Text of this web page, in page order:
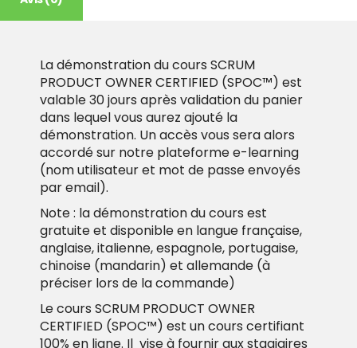
La démonstration du cours SCRUM
PRODUCT OWNER CERTIFIED (SPOC™) est
valable 30 jours après validation du panier
dans lequel vous aurez ajouté la
démonstration. Un accès vous sera alors
accordé sur notre plateforme e-learning
(nom utilisateur et mot de passe envoyés
par email).
Note : la démonstration du cours est
gratuite et disponible en langue française,
anglaise, italienne, espagnole, portugaise,
chinoise (mandarin) et allemande (à
préciser lors de la commande)
Le cours SCRUM PRODUCT OWNER
CERTIFIED (SPOC™) est un cours certifiant
100% en ligne. Il vise à fournir aux stagiaires